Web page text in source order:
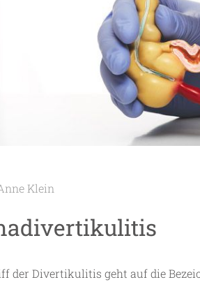
Klein
der Divertikulitis geht auf die